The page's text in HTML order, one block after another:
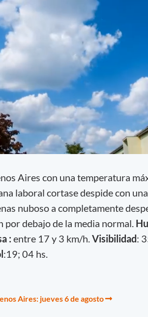
Aires con una temperatura
laboral cortase despide con
nuboso a completamente
debajo de la media normal.
: entre 17 y 3 km/h. Visibilidad:
:19; 04 hs.
Aires: jueves 6 de agosto